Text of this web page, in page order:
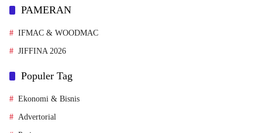
PAMERAN
IFMAC & WOODMAC
JIFFINA 2026
Populer Tag
Ekonomi & Bisnis
Advertorial